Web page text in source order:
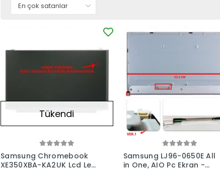
Tükendi
Samsung Chromebook
XE350XBA-KA2UK Lcd Led
Samsung LJ96-0650E All
in One, AIO Pc Ekran -